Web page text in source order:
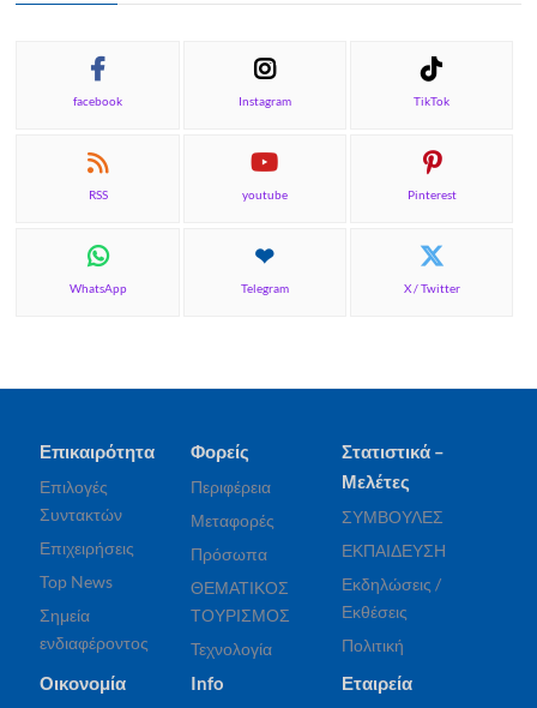
facebook Instagram TikTok
RSS youtube Pinterest
WhatsApp Telegram X / Twitter
Επικαιρότητα
Επιλογές
Συντακτών
Επιχειρήσεις
Top News
Σημεία
ενδιαφέροντος
Φορείς
Περιφέρεια
Μεταφορές
Πρόσωπα
ΘΕΜΑΤΙΚΟΣ
ΤΟΥΡΙΣΜΟΣ
Τεχνολογία
Στατιστικά –
Μελέτες
ΣΥΜΒΟΥΛΕΣ
ΕΚΠΑΙΔΕΥΣΗ
Εκδηλώσεις /
Εκθέσεις
Πολιτική
Οικονομία Info Εταιρεία